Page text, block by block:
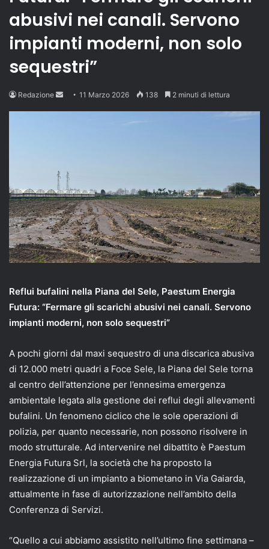
abusivi nei canali. Servono
impianti moderni, non solo
sequestri”
Redazione
Send11 Marzo 2026 138 2 minuti di lettura
Reflui bufalini nella Piana del Sele, Paestum Energia
Futura: “Fermare gli scarichi abusivi nei canali. Servono
impianti moderni, non solo sequestri”
A pochi giorni dal maxi sequestro di una discarica abusiva
di 12.000 metri quadri a Foce Sele, la Piana del Sele torna
al centro dell’attenzione per l’ennesima emergenza
ambientale legata alla gestione dei reflui degli allevamenti
bufalini. Un fenomeno ciclico che le sole operazioni di
polizia, per quanto necessarie, non possono risolvere in
modo strutturale. Ad intervenire nel dibattito è Paestum
Energia Futura Srl, la società che ha proposto la
realizzazione di un impianto a biometano in Via Gaiarda,
attualmente in fase di autorizzazione nell’ambito della
Conferenza di Servizi.
“Quello a cui abbiamo assistito nell’ultimo fine settimana –